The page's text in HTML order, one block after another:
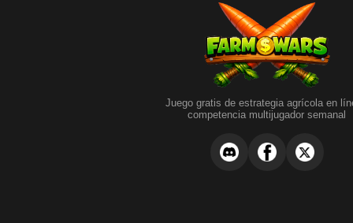
Juego gratis de estrategia agrícola en
competencia multijugador semanal